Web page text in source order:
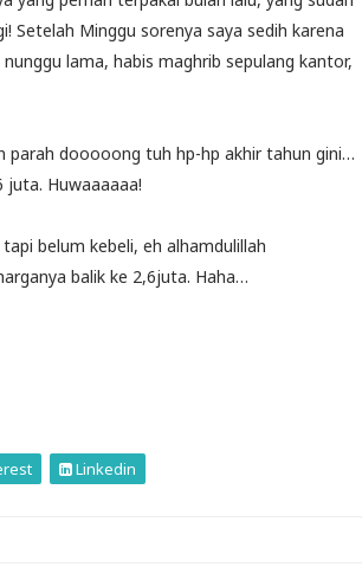
Setelah Minggu sorenya saya sedih karena
lama, habis maghrib sepulang kantor,
parah dooooong tuh hp-hp akhir tahun gini…
juta. Huwaaaaaa!
belum kebeli, eh alhamdulillah
balik ke 2,6juta. Haha…
Linkedin